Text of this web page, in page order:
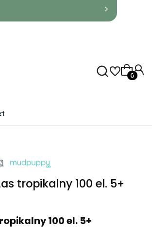
tropikalny 100 el. 5+
100 el. 5+